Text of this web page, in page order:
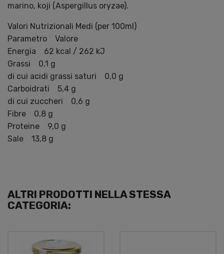
marino, koji (Aspergillus oryzae).
Valori Nutrizionali Medi (per 100ml)
Parametro Valore
Energia 62 kcal / 262 kJ
Grassi 0,1 g
di cui acidi grassi saturi 0,0 g
Carboidrati 5,4 g
di cui zuccheri 0,6 g
Fibre 0,8 g
Proteine 9,0 g
Sale 13,8 g
ALTRI PRODOTTI NELLA STESSA
CATEGORIA: